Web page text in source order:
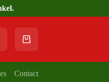
Winkelwagen
Contact